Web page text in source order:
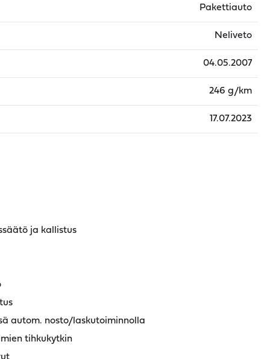
Pakettiauto
Neliveto
04.05.2007
246 g/km
17.07.2023
ja kallistus
autom. nosto/laskutoiminnolla
tihkukytkin